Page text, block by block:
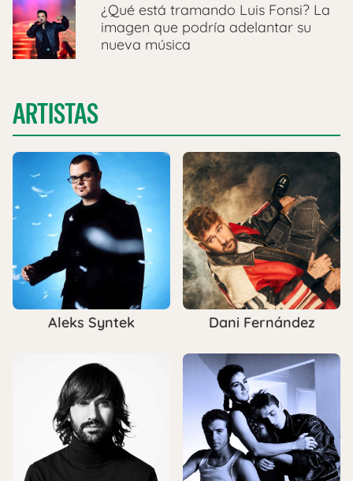
¿Qué está tramando Luis Fonsi? La
imagen que podría adelantar su
nueva música
ARTISTAS
Aleks Syntek Dani Fernández